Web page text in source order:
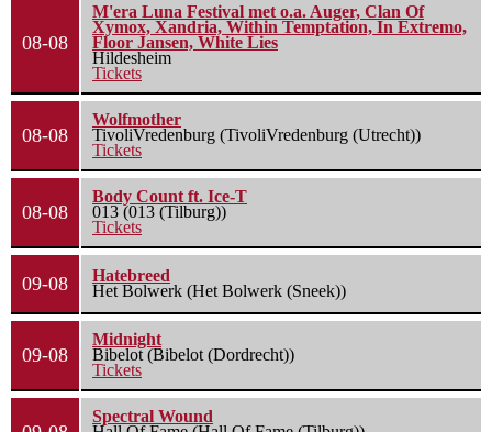
08-08
M'era Luna Festival met o.a. Auger, Clan Of
Xymox, Xandria, Within Temptation, In Extremo,
Floor Jansen, White Lies
Hildesheim
Tickets
08-08
Wolfmother
TivoliVredenburg (TivoliVredenburg (Utrecht))
Tickets
08-08
Body Count ft. Ice-T
013 (013 (Tilburg))
Tickets
09-08
Hatebreed
Het Bolwerk (Het Bolwerk (Sneek))
09-08
Midnight
Bibelot (Bibelot (Dordrecht))
Tickets
Spectral Wound